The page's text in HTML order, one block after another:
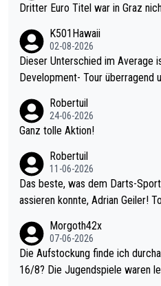
Dritter Euro Titel war in Graz
K501Hawaii
02-08-2026
Dieser Unterschied im Average ist echt
Development- Tour überragend
mal 40+ erst recht. Da gewinnst keinen Blumentopf - ist ja noc
h krasser wie ein Pokalspiel eines Kreisligisten vs einem Bund
Robertuil
24-06-2026
Ganz tolle Aktion!
Robertuil
11-06-2026
Das beste, was dem Darts-
assieren konnte, Adrian Geiler!
Morgoth42x
07-06-2026
Die Aufstockung finde ich
16/8? Die Jugendspiele waren letztes Jahr durchaus sehr kurz